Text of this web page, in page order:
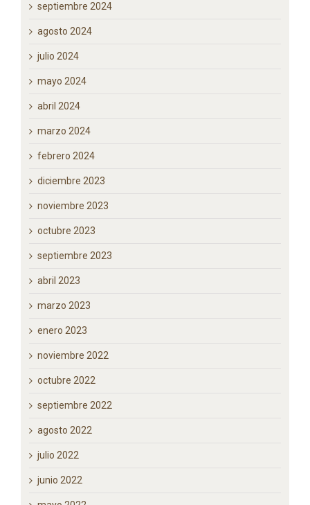
septiembre 2024
agosto 2024
julio 2024
mayo 2024
abril 2024
marzo 2024
febrero 2024
diciembre 2023
noviembre 2023
octubre 2023
septiembre 2023
abril 2023
marzo 2023
enero 2023
noviembre 2022
octubre 2022
septiembre 2022
agosto 2022
julio 2022
junio 2022